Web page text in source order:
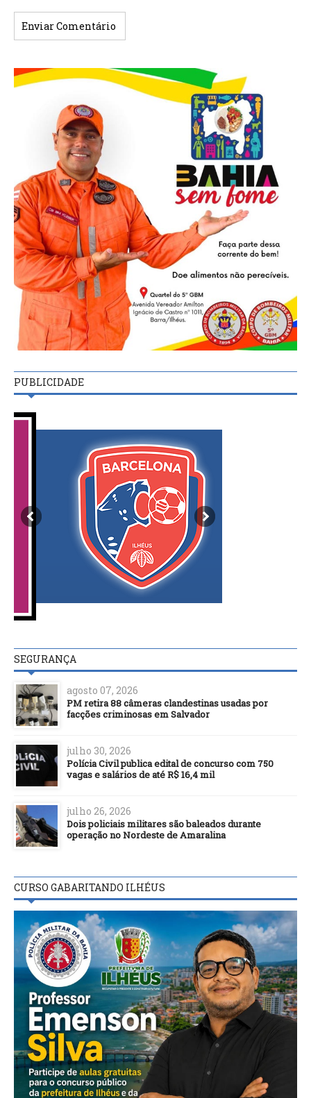
PUBLICIDADE
SEGURANÇA
agosto 07, 2026
PM retira 88 câmeras clandestinas usadas por
facções criminosas em Salvador
julho 30, 2026
Polícia Civil publica edital de concurso com 750
vagas e salários de até R$ 16,4 mil
julho 26, 2026
Dois policiais militares são baleados durante
operação no Nordeste de Amaralina
CURSO GABARITANDO ILHÉUS